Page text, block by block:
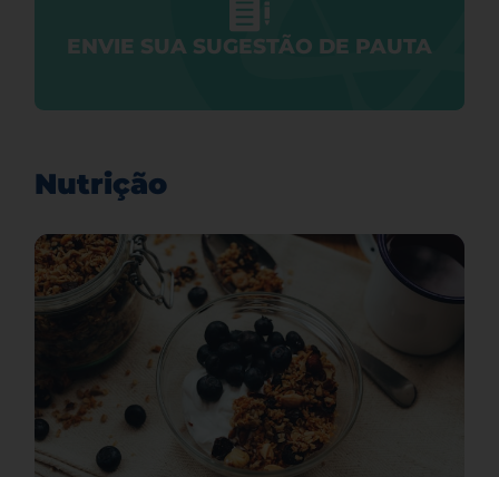
ENVIE SUA SUGESTÃO DE PAUTA
Nutrição